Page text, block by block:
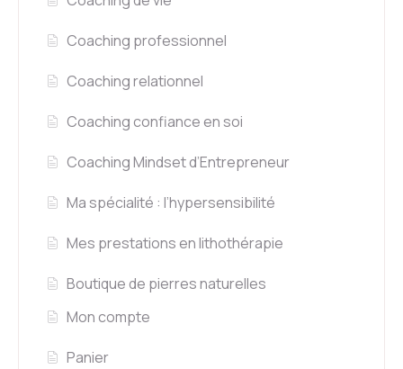
Coaching professionnel
Coaching relationnel
Coaching confiance en soi
Coaching Mindset d’Entrepreneur
Ma spécialité : l’hypersensibilité
Mes prestations en lithothérapie
Boutique de pierres naturelles
Mon compte
Panier